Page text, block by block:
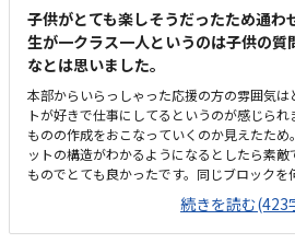
子供がとても楽しそうだったため通わ
生が一クラス一人というのは子供の質
なとは思いました。
本部からいらっしゃった応援の方の雰囲気は
トが好きで仕事にしてるというのが感じら
ものの作成をおこなっていくのか見えたた
ットの構造がわかるようになるとしたら素
ものでとても良かったです。同じブロックを
なくしても一部の部品のみを追加購入できる
置き場が少し止めにくいです。でも、家から
つかは子供だけでも通えそう。先生の手が
続きを読む(423